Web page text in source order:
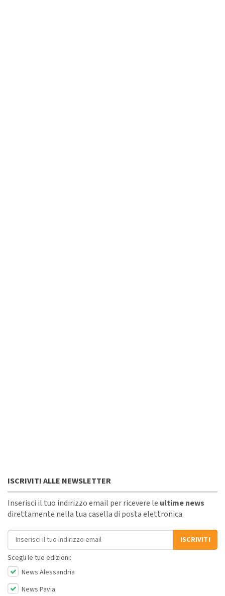
ISCRIVITI ALLE NEWSLETTER
Inserisci il tuo indirizzo email per ricevere le ultime news
direttamente nella tua casella di posta elettronica.
Indirizzo email
ISCRIVITI
Scegli le tue edizioni:
News Alessandria
News Pavia